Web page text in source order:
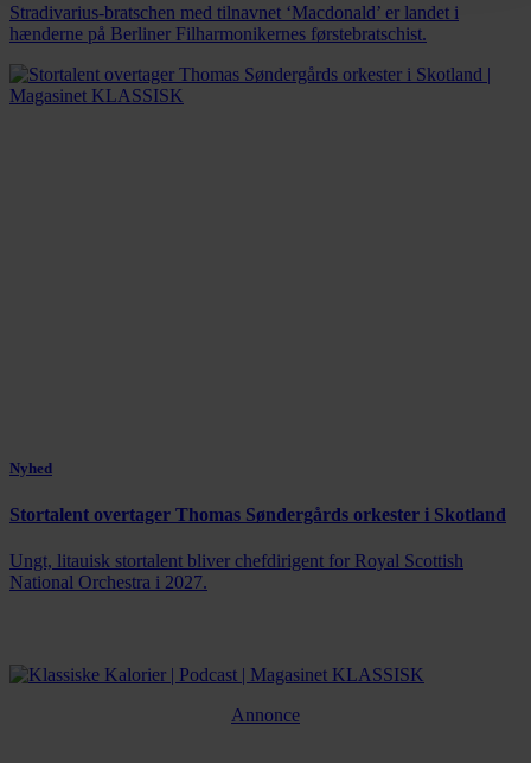
Stradivarius-bratschen med tilnavnet ‘Macdonald’ er landet i
hænderne på Berliner Filharmonikernes førstebratschist.
Nyhed
Stortalent overtager Thomas Søndergårds orkester i Skotland
Ungt, litauisk stortalent bliver chefdirigent for Royal Scottish
National Orchestra i 2027.
Annonce